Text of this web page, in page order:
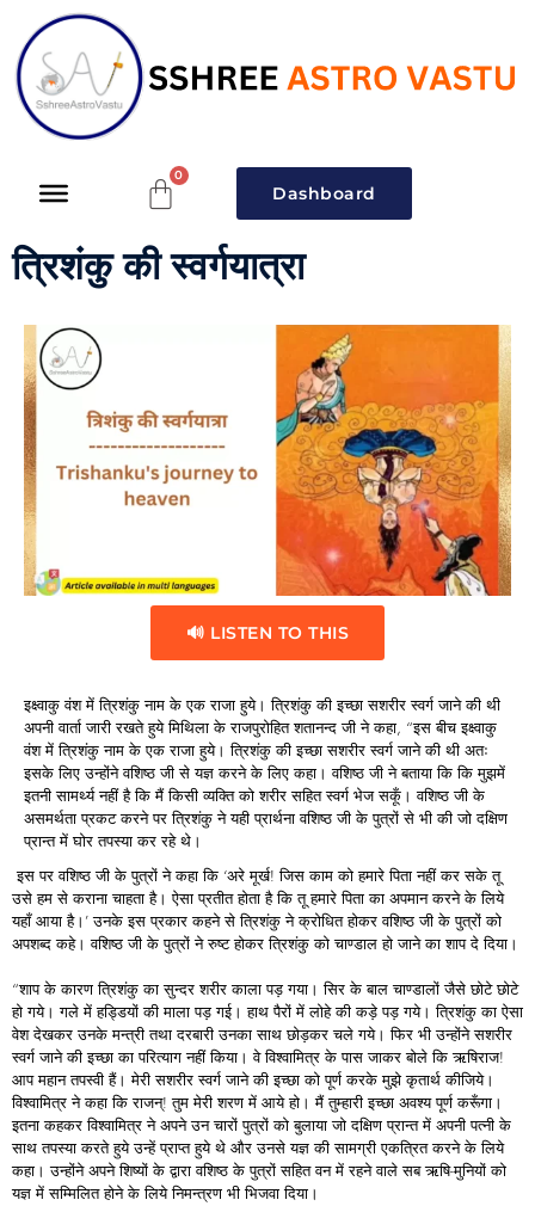
Dashboard
त्रिशंकु की स्वर्गयात्रा
🔊 LISTEN TO THIS
इक्ष्वाकु वंश में त्रिशंकु नाम के एक राजा हुये। त्रिशंकु की इच्छा सशरीर स्वर्ग जाने की थी
अपनी वार्ता जारी रखते हुये मिथिला के राजपुरोहित शतानन्द जी ने कहा, “इस बीच इक्ष्वाकु
वंश में त्रिशंकु नाम के एक राजा हुये। त्रिशंकु की इच्छा सशरीर स्वर्ग जाने की थी अतः
इसके लिए उन्होंने वशिष्ठ जी से यज्ञ करने के लिए कहा। वशिष्ठ जी ने बताया कि कि मुझमें
इतनी सामर्थ्य नहीं है कि मैं किसी व्यक्ति को शरीर सहित स्वर्ग भेज सकूँ। वशिष्ठ जी के
असमर्थता प्रकट करने पर त्रिशंकु ने यही प्रार्थना वशिष्ठ जी के पुत्रों से भी की जो दक्षिण
प्रान्त में घोर तपस्या कर रहे थे।
इस पर वशिष्ठ जी के पुत्रों ने कहा कि ‘अरे मूर्ख! जिस काम को हमारे पिता नहीं कर सके तू
उसे हम से कराना चाहता है। ऐसा प्रतीत होता है कि तू हमारे पिता का अपमान करने के लिये
यहाँ आया है।’ उनके इस प्रकार कहने से त्रिशंकु ने क्रोधित होकर वशिष्ठ जी के पुत्रों को
अपशब्द कहे। वशिष्ठ जी के पुत्रों ने रुष्ट होकर त्रिशंकु को चाण्डाल हो जाने का शाप दे दिया।
“शाप के कारण त्रिशंकु का सुन्दर शरीर काला पड़ गया। सिर के बाल चाण्डालों जैसे छोटे छोटे
हो गये। गले में हड्डियों की माला पड़ गई। हाथ पैरों में लोहे की कड़े पड़ गये। त्रिशंकु का ऐसा
वेश देखकर उनके मन्त्री तथा दरबारी उनका साथ छोड़कर चले गये। फिर भी उन्होंने सशरीर
स्वर्ग जाने की इच्छा का परित्याग नहीं किया। वे विश्वामित्र के पास जाकर बोले कि ऋषिराज!
आप महान तपस्वी हैं। मेरी सशरीर स्वर्ग जाने की इच्छा को पूर्ण करके मुझे कृतार्थ कीजिये।
विश्वामित्र ने कहा कि राजन्! तुम मेरी शरण में आये हो। मैं तुम्हारी इच्छा अवश्य पूर्ण करूँगा।
इतना कहकर विश्वामित्र ने अपने उन चारों पुत्रों को बुलाया जो दक्षिण प्रान्त में अपनी पत्नी के
साथ तपस्या करते हुये उन्हें प्राप्त हुये थे और उनसे यज्ञ की सामग्री एकत्रित करने के लिये
कहा। उन्होंने अपने शिष्यों के द्वारा वशिष्ठ के पुत्रों सहित वन में रहने वाले सब ऋषि-मुनियों को
यज्ञ में सम्मिलित होने के लिये निमन्त्रण भी भिजवा दिया।